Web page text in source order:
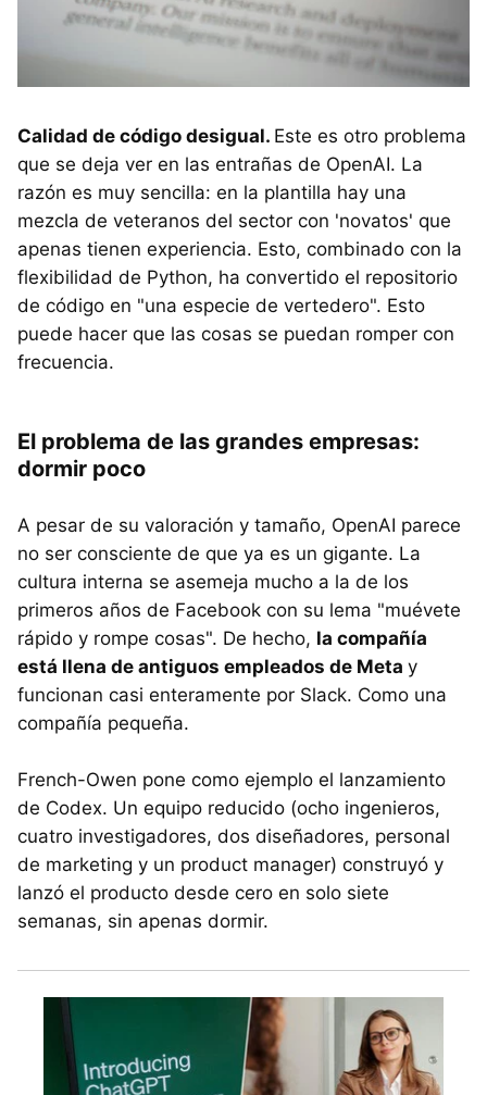
Calidad de código desigual. Este es otro problema
que se deja ver en las entrañas de OpenAI. La
razón es muy sencilla: en la plantilla hay una
mezcla de veteranos del sector con 'novatos' que
apenas tienen experiencia. Esto, combinado con la
flexibilidad de Python, ha convertido el repositorio
de código en "una especie de vertedero". Esto
puede hacer que las cosas se puedan romper con
frecuencia.
El problema de las grandes empresas:
dormir poco
A pesar de su valoración y tamaño, OpenAI parece
no ser consciente de que ya es un gigante. La
cultura interna se asemeja mucho a la de los
primeros años de Facebook con su lema "muévete
rápido y rompe cosas". De hecho, la compañía
está llena de antiguos empleados de Meta y
funcionan casi enteramente por Slack. Como una
compañía pequeña.
French-Owen pone como ejemplo el lanzamiento
de Codex. Un equipo reducido (ocho ingenieros,
cuatro investigadores, dos diseñadores, personal
de marketing y un product manager) construyó y
lanzó el producto desde cero en solo siete
semanas, sin apenas dormir.